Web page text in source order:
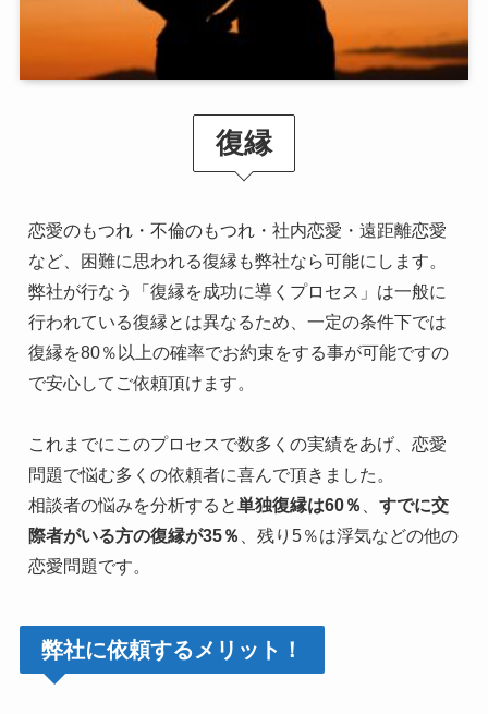
復縁
恋愛のもつれ・不倫のもつれ・社内恋愛・遠距離恋愛
など、困難に思われる復縁も弊社なら可能にします。
弊社が行なう「復縁を成功に導くプロセス」は一般に
行われている復縁とは異なるため、一定の条件下では
復縁を80％以上の確率でお約束をする事が可能ですの
で安心してご依頼頂けます。
これまでにこのプロセスで数多くの実績をあげ、恋愛
問題で悩む多くの依頼者に喜んで頂きました。
相談者の悩みを分析すると単独復縁は60％
すでに交
際者がいる方の復縁が35％
、残り5％は浮気などの他の
恋愛問題です。
弊社に依頼するメリット！